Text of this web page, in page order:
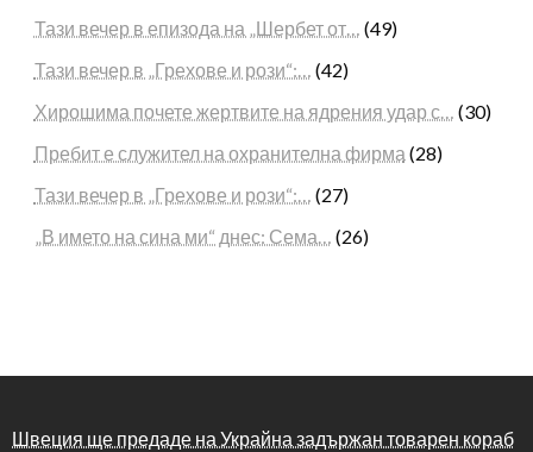
Тази вечер в епизода на „Шербет от… (49)
Тази вечер в „Грехове и рози“:… (42)
Хирошима почете жертвите на ядрения удар с… (30)
Пребит е служител на охранителна фирма (28)
Тази вечер в „Грехове и рози“:… (27)
„В името на сина ми“ днес: Сема… (26)
Швеция ще предаде на Украйна задържан товарен кораб